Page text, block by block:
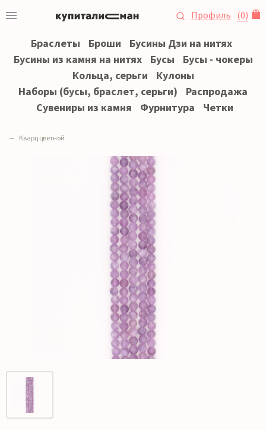
Профиль (0)
Браслеты Броши
Бусины Дзи на нитях
Бусины из камня на нитях
Бусы
Бусы - чокеры
Кольца, серьги
Кулоны
Наборы (бусы, браслет, серьги)
Распродажа
Сувениры из камня
Фурнитура Четки
Кварц цветной